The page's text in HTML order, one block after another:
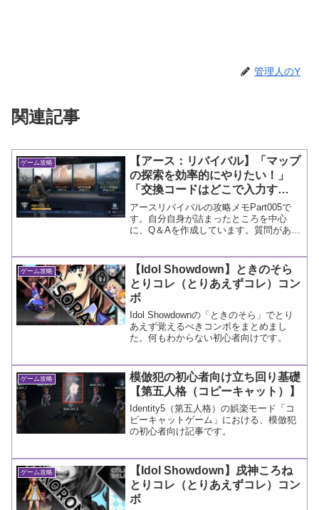
管理人のY
関連記事
ゲーム攻略
【アース：リバイバル】「マップ
の探索を効率的にやりたい！」
「交換コードはどこで入力す
る？」ほか3つ【初心者が詰まり
やすいところを攻略(Q＆
A)Part.005】
アースリバイバルの攻略メモPart005で
す。自分自身が詰まったところを中心
に、Q＆Aを作成しています。質問があれ
ゲーム攻略
【Idol Showdown】ときのそら
とりコレ（とりあえずコレ）コン
ボ
Idol Showdownの「ときのそら」でとり
あえず覚えるべきコンボをまとめまし
た。何もわからない初心者向けです。
ゲーム攻略
模倣犯の初心者向け立ち回り基礎
【第五人格（コピーキャット）】
Identity5（第五人格）の娯楽モード「コ
ピーキャットゲーム」における、模倣犯
の初心者向け記事です。
ゲーム攻略
【Idol Showdown】戌神ころね
とりコレ（とりあえずコレ）コン
ボ